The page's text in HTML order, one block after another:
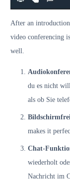
After an
video conferencing
well.
du es nicht
als ob Sie
makes it
Chat-
wiederholt
Nachricht im